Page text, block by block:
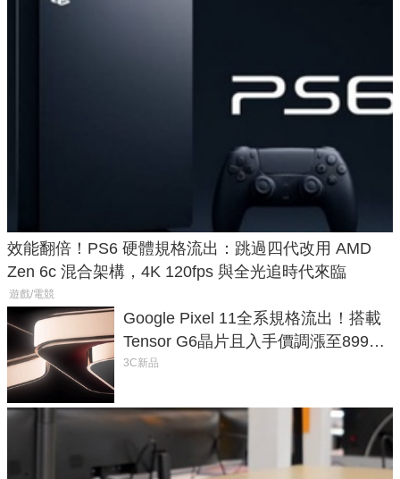
效能翻倍！PS6 硬體規格流出：跳過四代改用 AMD
Zen 6c 混合架構，4K 120fps 與全光追時代來臨
遊戲/電競
Google Pixel 11全系規格流出！搭載
Tensor G6晶片且入手價調漲至899美
元
3C新品